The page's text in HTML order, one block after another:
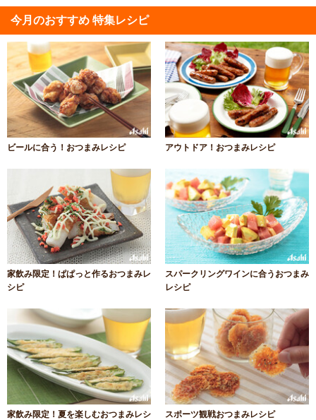
今月のおすすめ 特集レシピ
ビールに合う！おつまみレシピ アウトドア！おつまみレシピ
家飲み限定！ぱぱっと作るおつまみレ
シピ
スパークリングワインに合うおつまみ
レシピ
家飲み限定！夏を楽しむおつまみレシ
スポーツ観戦おつまみレシピ